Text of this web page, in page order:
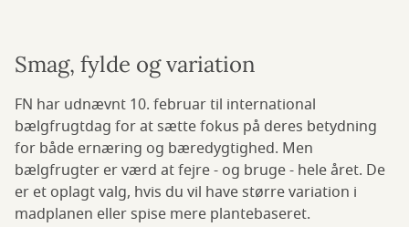
Smag, fylde og variation
FN har udnævnt 10. februar til international
bælgfrugtdag for at sætte fokus på deres betydning
for både ernæring og bæredygtighed. Men
bælgfrugter er værd at fejre - og bruge - hele året. De
er et oplagt valg, hvis du vil have større variation i
madplanen eller spise mere plantebaseret.